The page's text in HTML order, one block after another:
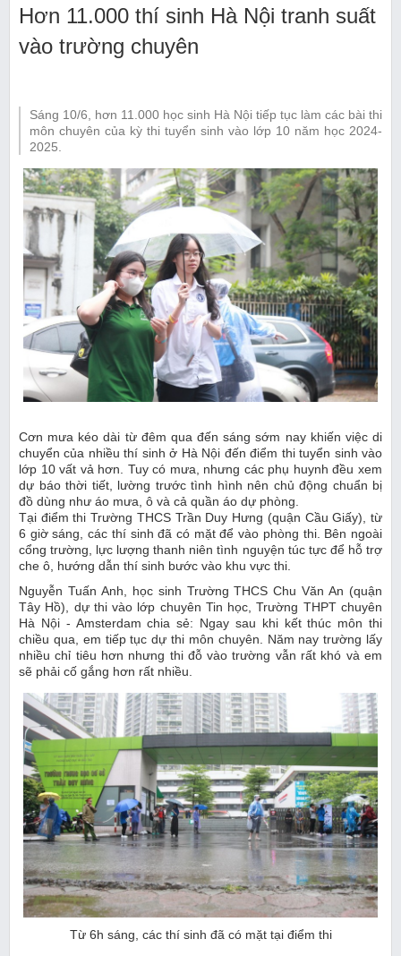
Hơn 11.000 thí sinh Hà Nội tranh suất
vào trường chuyên
Sáng 10/6, hơn 11.000 học sinh Hà Nội tiếp tục làm các bài thi
môn chuyên của kỳ thi tuyển sinh vào lớp 10 năm học 2024-
2025.
Cơn mưa kéo dài từ đêm qua đến sáng sớm nay khiến việc di
chuyển của nhiều thí sinh ở Hà Nội đến điểm thi tuyển sinh vào
lớp 10 vất vả hơn. Tuy có mưa, nhưng các phụ huynh đều xem
dự báo thời tiết, lường trước tình hình nên chủ động chuẩn bị
đồ dùng như áo mưa, ô và cả quần áo dự phòng.
Tại điểm thi Trường THCS Trần Duy Hưng (quận Cầu Giấy), từ
6 giờ sáng, các thí sinh đã có mặt để vào phòng thi. Bên ngoài
cổng trường, lực lượng thanh niên tình nguyện túc tực để hỗ trợ
che ô, hướng dẫn thí sinh bước vào khu vực thi.
Nguyễn Tuấn Anh, học sinh Trường THCS Chu Văn An (quận
Tây Hồ), dự thi vào lớp chuyên Tin học, Trường THPT chuyên
Hà Nội - Amsterdam chia sẻ: Ngay sau khi kết thúc môn thi
chiều qua, em tiếp tục dự thi môn chuyên. Năm nay trường lấy
nhiều chỉ tiêu hơn nhưng thi đỗ vào trường vẫn rất khó và em
sẽ phải cố gắng hơn rất nhiều.
Từ 6h sáng, các thí sinh đã có mặt tại điểm thi